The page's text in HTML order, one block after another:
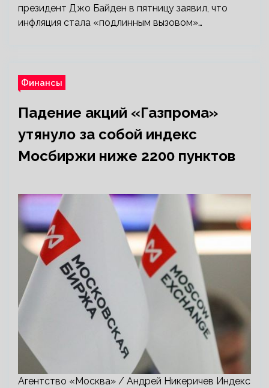
президент Джо Байден в пятницу заявил, что
инфляция стала «подлинным вызовом»…
Финансы
Падение акций «Газпрома»
утянуло за собой индекс
Мосбиржи ниже 2200 пунктов
Агентство «Москва» / Андрей Никеричев Индекс